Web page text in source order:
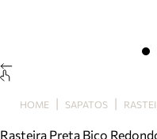
Bolsa
Tamanco
HOME SAPATOS
Rasteira Preta Bico